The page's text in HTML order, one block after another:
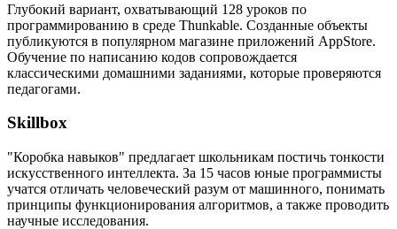
Глубокий вариант, охватывающий 128 уроков по
программированию в среде Thunkable. Созданные объекты
публикуются в популярном магазине приложений AppStore.
Обучение по написанию кодов сопровождается
классическими домашними заданиями, которые проверяются
педагогами.
Skillbox
"Коробка навыков" предлагает школьникам постичь тонкости
искусственного интеллекта. За 15 часов юные программисты
учатся отличать человеческий разум от машинного, понимать
принципы функционирования алгоритмов, а также проводить
научные исследования.